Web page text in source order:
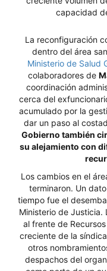
capacidad
La reconfiguración
dentro del área
Ministerio de Salud
colaboradores de
coordinación
cerca del
acumulado por la
dar un paso al
Gobierno también
su alejamiento con
Los cambios en el
terminaron. Un
tiempo fue el
Ministerio de Justicia.
al frente de
creciente de la
otros
despachos del